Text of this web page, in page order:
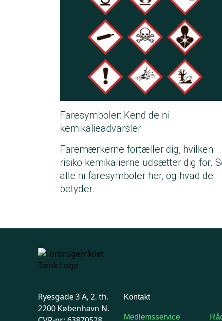
lugte grimt.
Brændeovne
Udskift gammel
Gamle
1990 forurener
Det kan derfor
Brændeovne
bruger
Faresymboler: Kend de ni
kemikalieadvarsler
Faremærkerne fortæller dig, hvilken
risiko kemikalierne udsætter dig for.
alle ni faresymboler her, og hvad de
betyder.
Ryesgade 3 A, 2. th.
2200 København N.
Kontakt
Medlemsservice